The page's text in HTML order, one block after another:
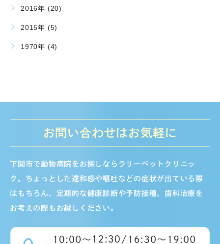
2016年 (20)
2015年 (5)
1970年 (4)
お問い合わせはお気軽に
下関市で動物病院をお探しならラリーペットクリニッ
ク。ちょっとした違和感や嘔吐などの症状が出ている際
はもちろん、定期的な健康診断や予防接種、歯科治療を
お考えの際もお越しください。